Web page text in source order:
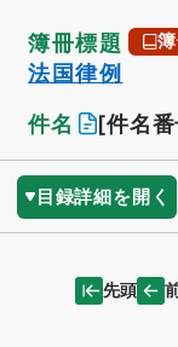
簿冊標題
法国律例
件名
[件名
目録詳細を開く
先頭